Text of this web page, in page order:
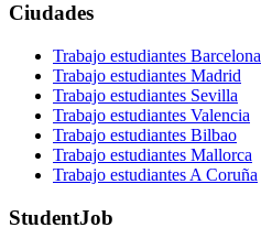
Ciudades
Trabajo estudiantes Barcelona
Trabajo estudiantes Madrid
Trabajo estudiantes Sevilla
Trabajo estudiantes Valencia
Trabajo estudiantes Bilbao
Trabajo estudiantes Mallorca
Trabajo estudiantes A Coruña
StudentJob